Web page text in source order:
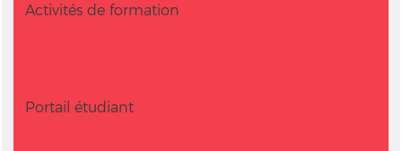
Activités de formation
Portail étudiant